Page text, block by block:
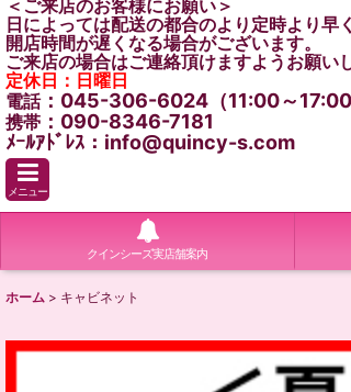
＜ご来店のお客様にお願い＞
日によっては配送の都合のより定時より早
開店時間が遅くなる場合がございます。
ご来店の場合はご連絡頂けますようお願い
定休日：日曜日
電話：045-306-6024（11:00～17:00
携帯 ：090-8346-7181
ﾒｰﾙｱﾄﾞﾚｽ：info@quincy-s.com
メニュー
クインシーズ実店舗案内
ホーム > キャビネット